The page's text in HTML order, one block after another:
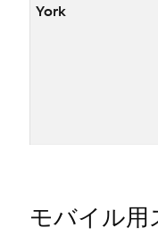
York
モバイル用